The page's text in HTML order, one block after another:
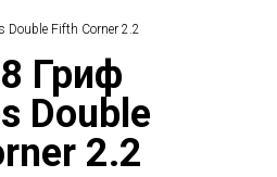
Double Fifth Corner 2.2
Double
2.2